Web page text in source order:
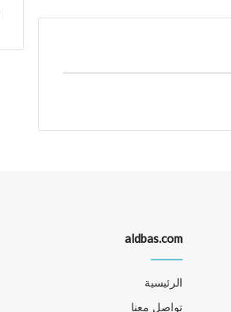
aldbas.com
الرئيسية
تواصل معنا